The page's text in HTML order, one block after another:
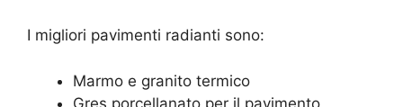
I migliori pavimenti radianti sono:
Marmo e granito termico
Gres porcellanato per il pavimento